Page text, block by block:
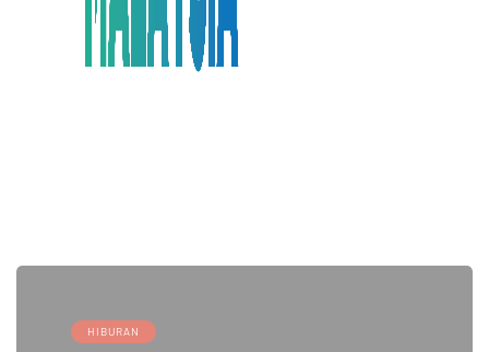
HIBURAN